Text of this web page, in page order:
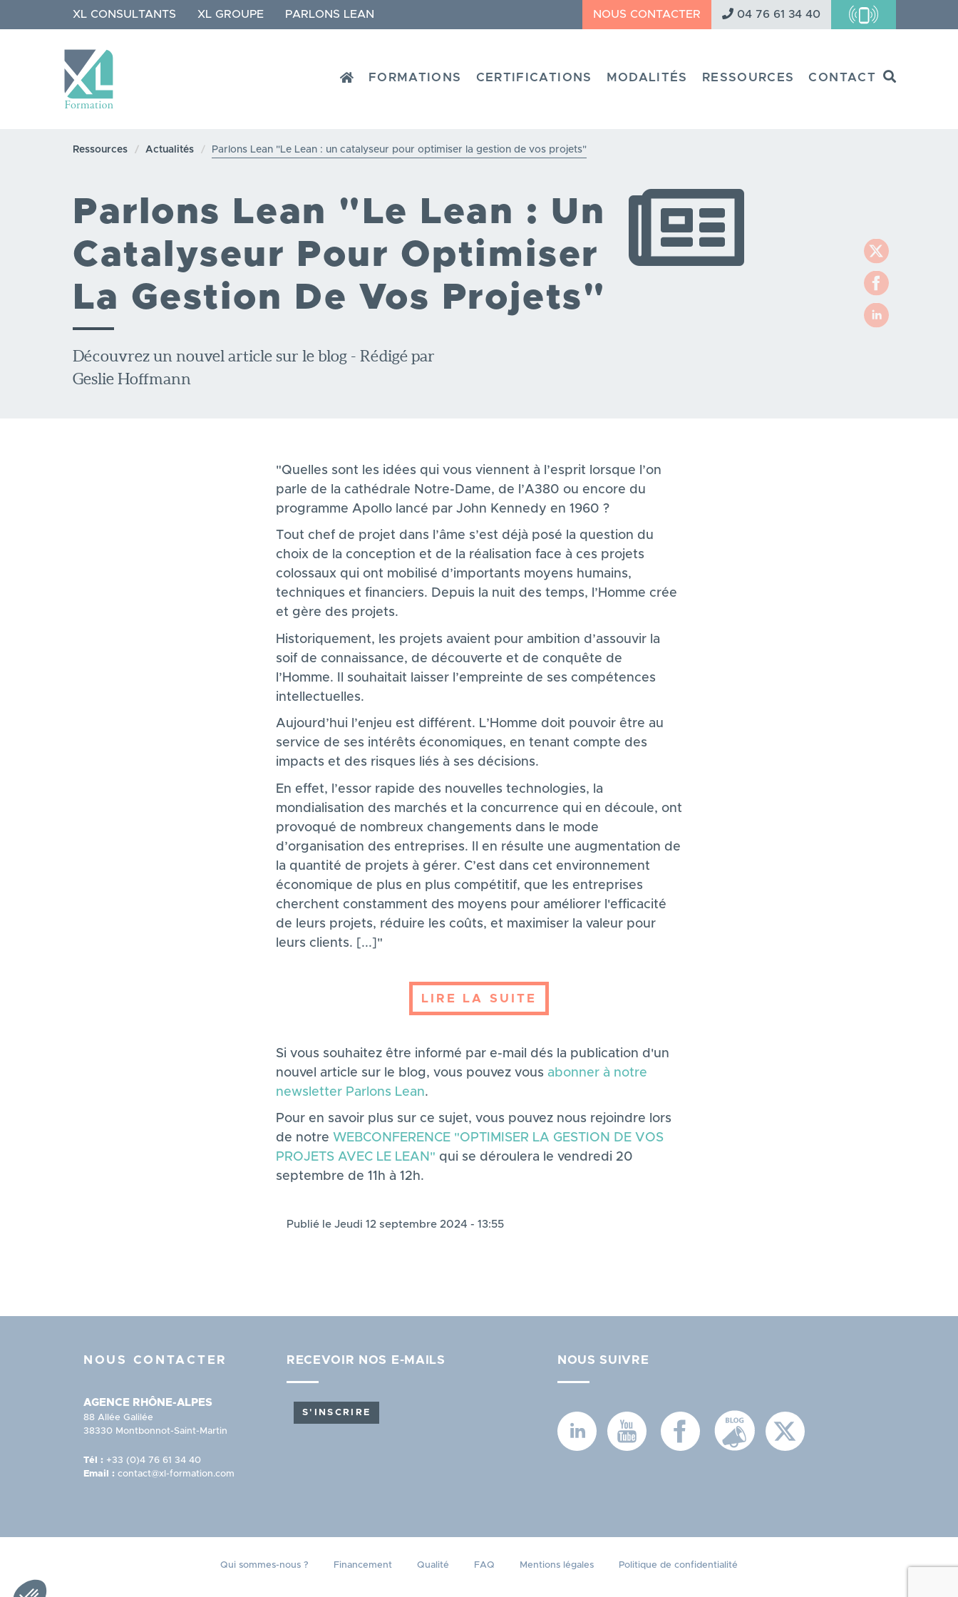
Plateforme de Gestion du Consentement : Personnalisez vos Options
au
XL CONSULTANTS XL GROUPE PARLONS LEAN NOUS CONTACTER 04 76 61 34 40
NAVIGATION
HOME
FORMATIONS CERTIFICATIONS MODALITÉS RESSOURCES CONTACT
Ressources Actualités Parlons Lean "Le Lean : un catalyseur pour optimiser la gestion de vos projets"
Parlons Lean "Le Lean : Un
Catalyseur Pour Optimiser
La Gestion De Vos Projets"
Découvrez un nouvel article sur le blog - Rédigé par
Geslie Hoffmann
"Quelles sont les idées qui vous viennent à l’esprit lorsque l’on
parle de la cathédrale Notre-Dame, de l’A380 ou encore du
programme Apollo lancé par John Kennedy en 1960 ?
Tout chef de projet dans l’âme s’est déjà posé la question du
choix de la conception et de la réalisation face à ces projets
colossaux qui ont mobilisé d’importants moyens humains,
techniques et financiers. Depuis la nuit des temps, l’Homme crée
et gère des projets.
Historiquement, les projets avaient pour ambition d’assouvir la
soif de connaissance, de découverte et de conquête de
l’Homme. Il souhaitait laisser l’empreinte de ses compétences
intellectuelles.
Aujourd’hui l’enjeu est différent. L’Homme doit pouvoir être au
service de ses intérêts économiques, en tenant compte des
impacts et des risques liés à ses décisions.
En effet, l’essor rapide des nouvelles technologies, la
mondialisation des marchés et la concurrence qui en découle, ont
provoqué de nombreux changements dans le mode
d’organisation des entreprises. Il en résulte une augmentation de
la quantité de projets à gérer. C’est dans cet environnement
économique de plus en plus compétitif, que les entreprises
cherchent constamment des moyens pour améliorer l'efficacité
de leurs projets, réduire les coûts, et maximiser la valeur pour
leurs clients. [...]"
LIRE LA SUITE
Si vous souhaitez être informé par e-mail dés la publication d'un
nouvel article sur le blog, vous pouvez vous abonner à notre
newsletter Parlons Lean.
Pour en savoir plus sur ce sujet, vous pouvez nous rejoindre lors
de notre WEBCONFERENCE "OPTIMISER LA GESTION DE VOS
PROJETS AVEC LE LEAN" qui se déroulera le vendredi 20
septembre de 11h à 12h.
Publié le Jeudi 12 septembre 2024 - 13:55
NOUS CONTACTER
AGENCE RHÔNE-ALPES
88 Allée Galilée
38330 Montbonnot-Saint-Martin
Tél : +33 (0)4 76 61 34 40
Email : contact@xl-formation.com
RECEVOIR NOS E-MAILS
S'INSCRIRE
NOUS SUIVRE
Qui sommes-nous ? Financement Qualité FAQ Mentions légales Politique de confidentialité